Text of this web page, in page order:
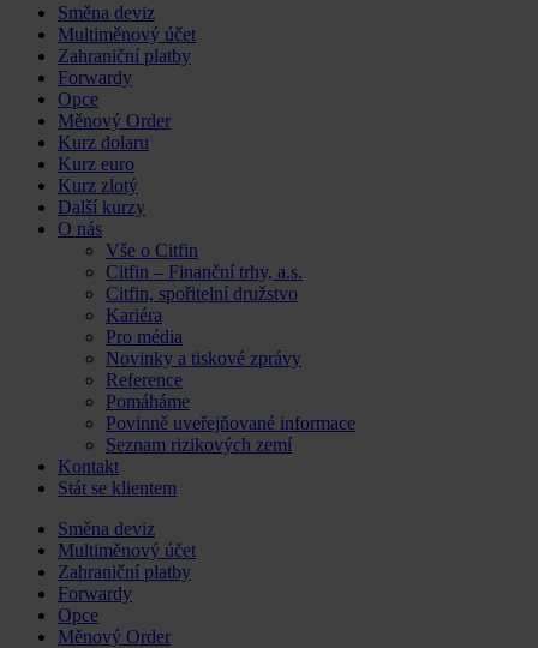
Skip
content
Směna deviz
Multiměnový účet
Zahraniční platby
Forwardy
Opce
Měnový Order
Kurz dolaru
Kurz euro
Kurz zlotý
Další kurzy
O nás
Vše o Citfin
Citfin – Finanční trhy, a.s.
Citfin, spořitelní družstvo
Kariéra
Pro média
Novinky a tiskové zprávy
Reference
Pomáháme
Povinně uveřejňované informace
Seznam rizikových zemí
Kontakt
Stát se klientem
Skip
content
Směna deviz
Multiměnový účet
Zahraniční platby
Forwardy
Opce
Měnový Order